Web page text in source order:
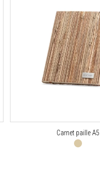
Carnet paille A5